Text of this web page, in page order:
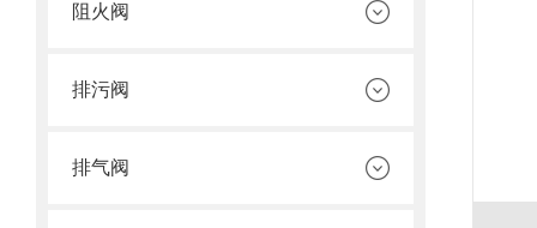
阻火阀
排污阀
排气阀